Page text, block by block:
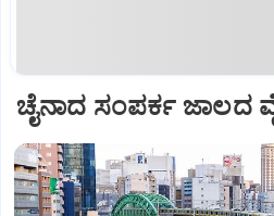
ಚೈನಾದ ಸಂಪರ್ಕ ಜಾಲದ